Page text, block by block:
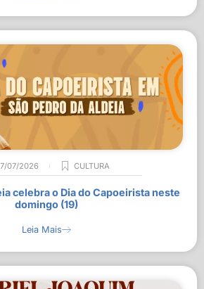
07/2026 CULTURA
celebra o Dia do Capoeirista neste
domingo (19)
Leia Mais